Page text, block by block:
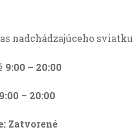
nadchádzajúceho sviatku
9:00 – 20:00
9:00 – 20:00
Zatvorené